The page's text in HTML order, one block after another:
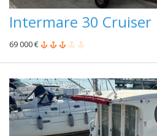
Intermare 30 Cruiser
69 000 €